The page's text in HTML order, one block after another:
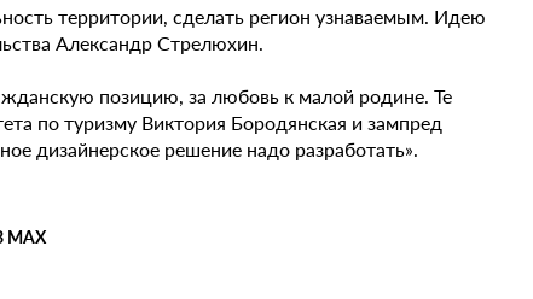
территории, сделать регион узнаваемым. Идею
Александр Стрелюхин.
позицию, за любовь к малой родине. Те
по туризму Виктория Бородянская и зампред
дизайнерское решение надо разработать».